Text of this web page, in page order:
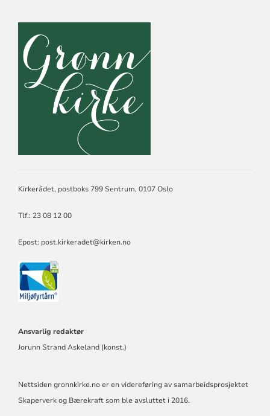
DEN
Kirkerådet, postboks 799 Sentrum, 0107 Oslo
Tlf.: 23 08 12 00
Epost: post.kirkeradet@kirken.no
Ansvarlig redaktør
Jorunn Strand Askeland (konst.)
Nettsiden gronnkirke.no er en videreføring av samarbeidsprosjektet
Skaperverk og Bærekraft som ble avsluttet i 2016.